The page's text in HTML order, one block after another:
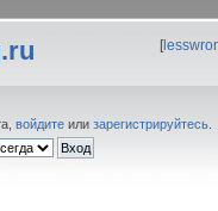
[
войдите или зарегистрируйтесь